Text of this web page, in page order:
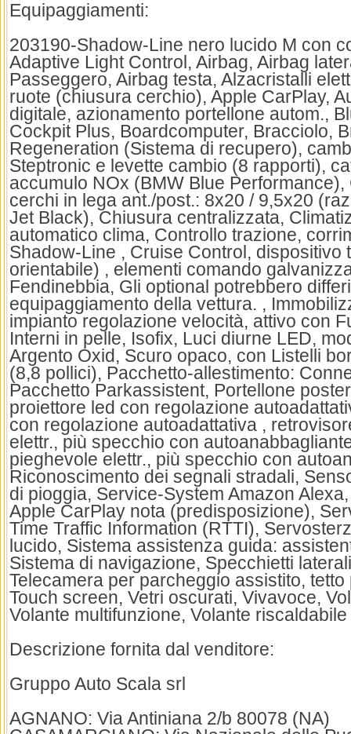
Equipaggiamenti:
203190-Shadow-Line nero lucido M con
Adaptive Light Control, Airbag, Airbag
Passeggero, Airbag testa, Alzacristalli
ruote (chiusura cerchio), Apple CarPlay,
digitale, azionamento portellone autom.,
Cockpit Plus, Boardcomputer, Bracciolo,
Regeneration (Sistema di recupero),
Steptronic e levette cambio (8 rapporti),
accumulo NOx (BMW Blue Performance),
cerchi in lega ant./post.: 8x20 / 9,5x20
Jet Black), Chiusura centralizzata,
automatico clima, Controllo trazione,
Shadow-Line , Cruise Control, dispositivo
orientabile) , elementi comando
Fendinebbia, Gli optional potrebbero
equipaggiamento della vettura. ,
impianto regolazione velocità, attivo con
Interni in pelle, Isofix, Luci diurne LED,
Argento Oxid, Scuro opaco, con Listelli
(8,8 pollici), Pacchetto-allestimento:
Pacchetto Parkassistent, Portellone
proiettore led con regolazione
con regolazione autoadattativa ,
elettr., più specchio con
pieghevole elettr., più specchio con
Riconoscimento dei segnali stradali,
di pioggia, Service-System Amazon
Apple CarPlay nota (predisposizione),
Time Traffic Information (RTTI),
lucido, Sistema assistenza guida:
Sistema di navigazione, Specchietti
Telecamera per parcheggio assistito,
Touch screen, Vetri oscurati, Vivavoce,
Volante multifunzione, Volante riscaldabile
Descrizione fornita dal venditore:
Gruppo Auto Scala srl
AGNANO: Via Antiniana 2/b 80078 (NA)